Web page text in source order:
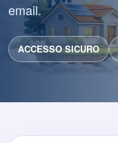
email.
ACCESSO SICURO